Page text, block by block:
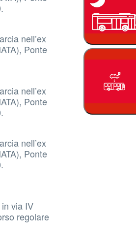
nell’ex
Ponte
nell’ex
Ponte
nell’ex
Ponte
via IV
regolare